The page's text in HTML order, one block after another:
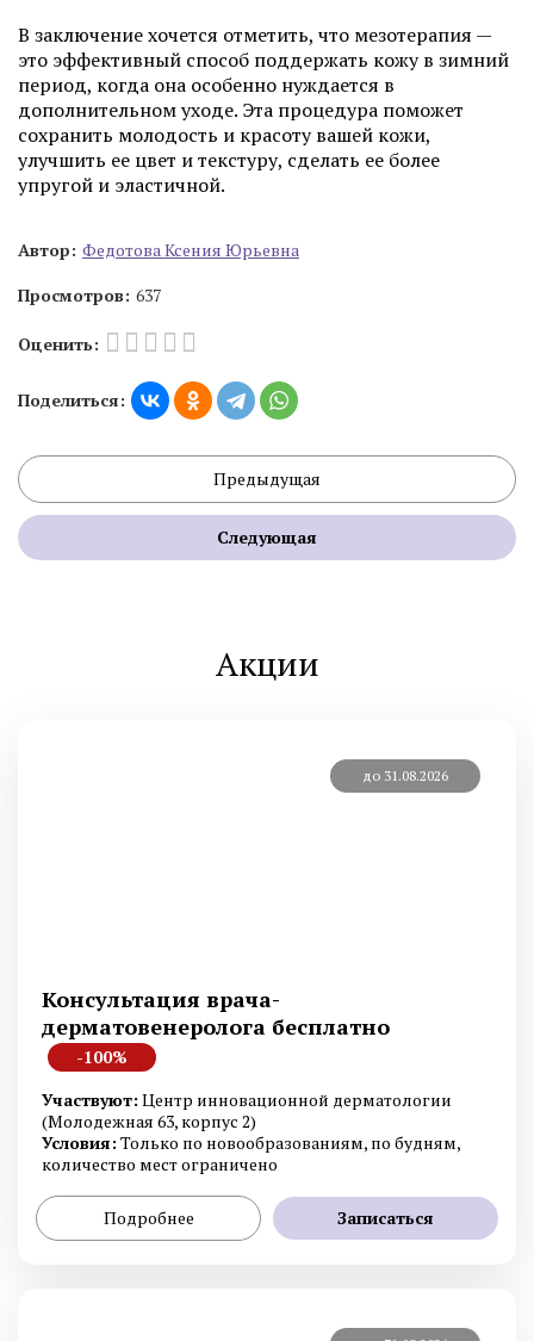
В заключение хочется отметить, что мезотерапия —
это эффективный способ поддержать кожу в зимний
период, когда она особенно нуждается в
дополнительном уходе. Эта процедура поможет
сохранить молодость и красоту вашей кожи,
улучшить ее цвет и текстуру, сделать ее более
упругой и эластичной.
Автор: Федотова Ксения Юрьевна
Просмотров: 637
Оценить:
Поделиться:
Предыдущая
Следующая
Акции
до 31.08.2026
Консультация врача-
дерматовенеролога бесплатно
-100%
Участвуют: Центр инновационной дерматологии
(Молодежная 63, корпус 2)
Условия: Только по новообразованиям, по будням,
количество мест ограничено
Подробнее Записаться